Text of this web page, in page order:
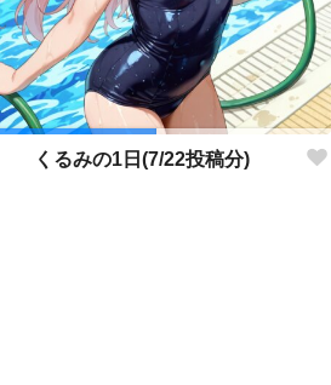
くるみの1日(7/22投稿分)